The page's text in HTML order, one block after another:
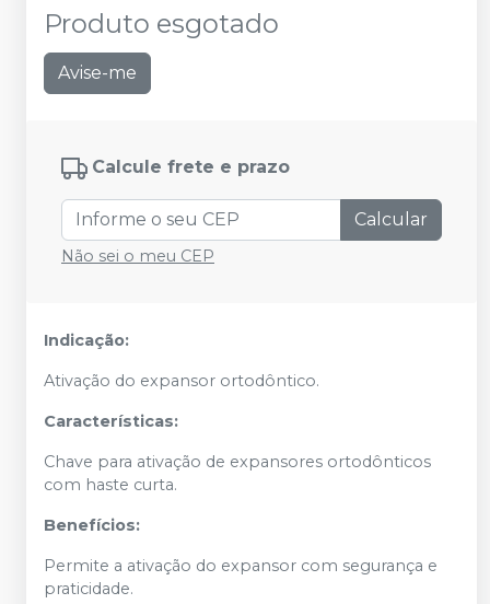
Produto esgotado
Avise-me
Calcule frete e prazo
Calcular
Não sei o meu CEP
Indicação:
Ativação do expansor ortodôntico.
Características:
Chave para ativação de expansores ortodônticos
com haste curta.
Benefícios:
Permite a ativação do expansor com segurança e
praticidade.